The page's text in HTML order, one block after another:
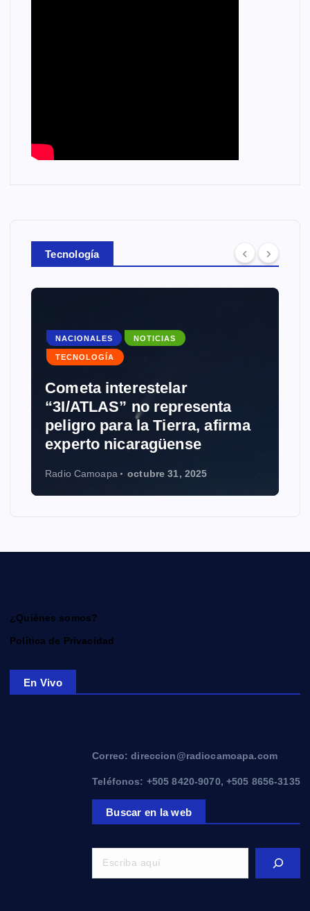
Tecnología
NACIONALES NOTICIAS
TECNOLOGÍA
Cometa interestelar
“3I/ATLAS” no representa
peligro para la Tierra, afirma
experto nicaragüense
Radio Camoapa octubre 31, 2025
¿Quiénes somos?
Política de Privacidad
En Vivo
Correo: direccion@radiocamoapa.com
Teléfonos: +505 8420-9070, +505 8656-3135
Buscar en la web